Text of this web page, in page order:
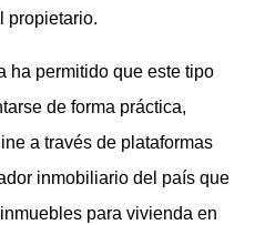
propietario.
ha permitido que este tipo
de forma práctica,
a través de plataformas
inmobiliario del país que
para vivienda en